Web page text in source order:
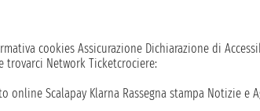
cookies Assicurazione Dichiarazione di
trovarci Network Ticketcrociere:
online Scalapay Klarna Rassegna stampa Notizie e